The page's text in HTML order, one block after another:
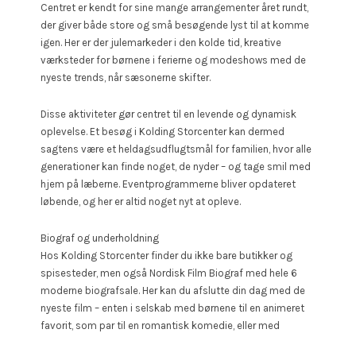
Centret er kendt for sine mange arrangementer året rundt,
der giver både store og små besøgende lyst til at komme
igen. Her er der julemarkeder i den kolde tid, kreative
værksteder for børnene i ferierne og modeshows med de
nyeste trends, når sæsonerne skifter.
Disse aktiviteter gør centret til en levende og dynamisk
oplevelse. Et besøg i Kolding Storcenter kan dermed
sagtens være et heldagsudflugtsmål for familien, hvor alle
generationer kan finde noget, de nyder – og tage smil med
hjem på læberne. Eventprogrammerne bliver opdateret
løbende, og her er altid noget nyt at opleve.
Biograf og underholdning
Hos Kolding Storcenter finder du ikke bare butikker og
spisesteder, men også Nordisk Film Biograf med hele 6
moderne biografsale. Her kan du afslutte din dag med de
nyeste film – enten i selskab med børnene til en animeret
favorit, som par til en romantisk komedie, eller med